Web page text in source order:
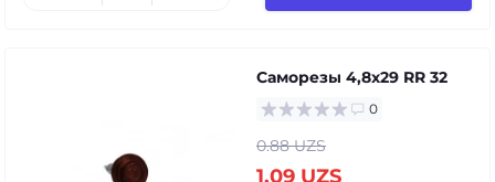
Саморезы 4,8х29 RR 32
0
0.88 UZS
1.09 UZS